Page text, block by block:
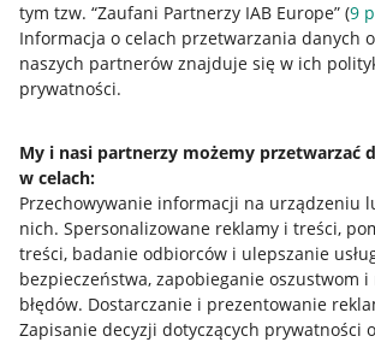
tym tzw. “Zaufani Partnerzy IAB Europe” (9
Informacja o celach przetwarzania danych
naszych partnerów znajduje się w ich
prywatności.
My i nasi partnerzy możemy przetwarzać
w celach:
Przechowywanie informacji na urządzeniu
nich. Spersonalizowane reklamy i treści,
treści, badanie odbiorców i ulepszanie
bezpieczeństwa, zapobieganie oszustwom
błędów. Dostarczanie i prezentowanie
Zapisanie decyzji dotyczących prywatności
Przydatne informacje
Jak to działa
Allegro Gadane dla sprzedających
Allegro Gadane dla kupujących
Mapa miejscowości
Informacje prawne